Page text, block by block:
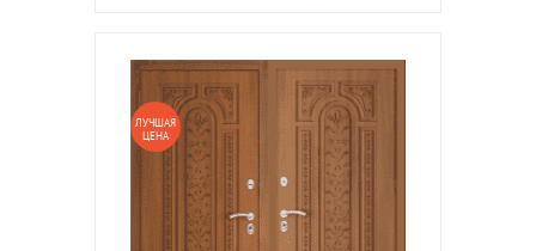
ЛУЧШАЯ
ЦЕНА